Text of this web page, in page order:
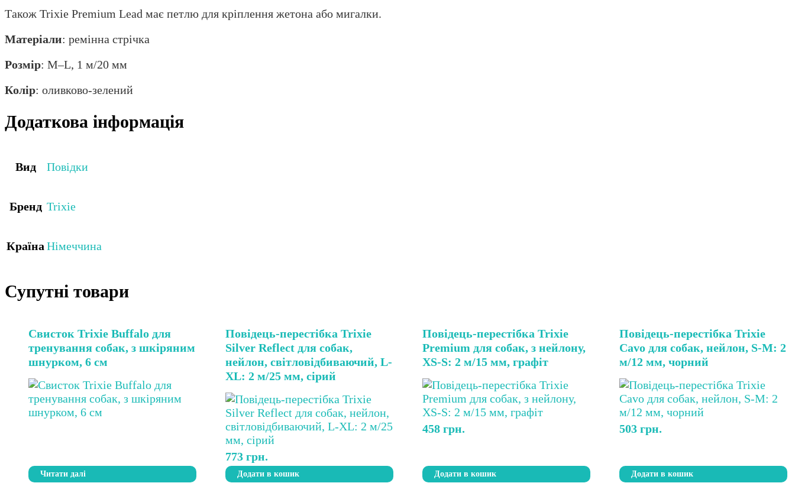
Також Trixie Premium Lead має петлю для кріплення жетона або мигалки.
Матеріали: ремінна стрічка
Розмір: M–L, 1 м/20 мм
Колір: оливково-зелений
Додаткова інформація
Вид Повідки
Бренд Trixie
Країна Німеччина
Супутні товари
Свисток Trixie Buffalo для
тренування собак, з шкіряним
шнурком, 6 см
Читати далі
Повідець-перестібка Trixie
Silver Reflect для собак,
нейлон, світловідбиваючий, L-
XL: 2 м/25 мм, сірий
773 грн.
Додати в кошик
Повідець-перестібка Trixie
Premium для собак, з нейлону,
XS-S: 2 м/15 мм, графіт
458 грн.
Додати в кошик
Повідець-перестібка Trixie
Cavo для собак, нейлон, S-M: 2
м/12 мм, чорний
503 грн.
Додати в кошик